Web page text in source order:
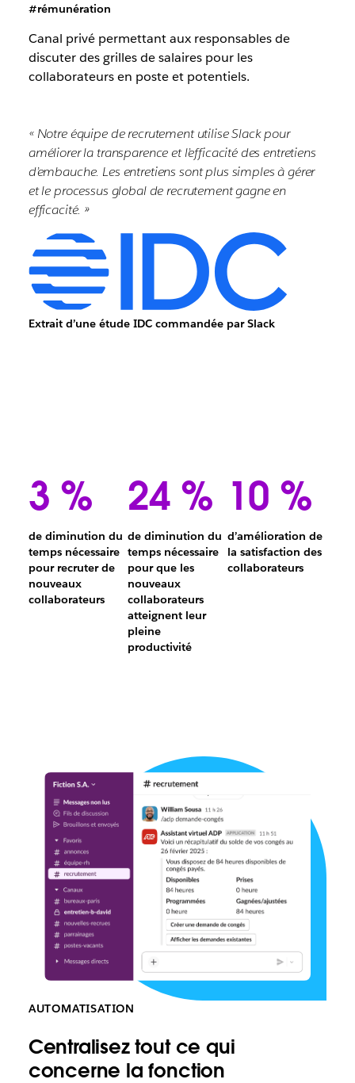
#rémunération
Canal privé permettant aux responsables de
discuter des grilles de salaires pour les
collaborateurs en poste et potentiels.
« Notre équipe de recrutement utilise Slack pour
améliorer la transparence et l’efficacité des entretiens
d’embauche. Les entretiens sont plus simples à gérer
et le processus global de recrutement gagne en
efficacité. »
Extrait d’une étude IDC commandée par Slack
3 %
de diminution du
temps nécessaire
pour recruter de
nouveaux
collaborateursDiminution
24 %
de diminution du
temps nécessaire
pour que les
nouveaux
collaborateurs
atteignent leur
pleine
productivitéDiminution
que
les
nouveaux
collaborateurs
atteignent
leur
pleine
productivité
10 %
d’amélioration de
la satisfaction des
collaborateurs
AUTOMATISATION
Centralisez tout ce qui
concerne la fonction